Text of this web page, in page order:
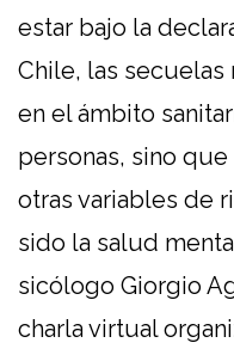
estar bajo la
Chile, las secuelas
en el ámbito
personas, sino
otras variables de
sido la salud
sicólogo Giorgio
charla virtual